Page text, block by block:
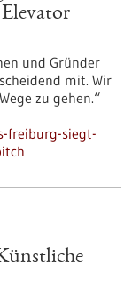
und Gründer
mit. Wir
zu gehen.“
freiburg-siegt-